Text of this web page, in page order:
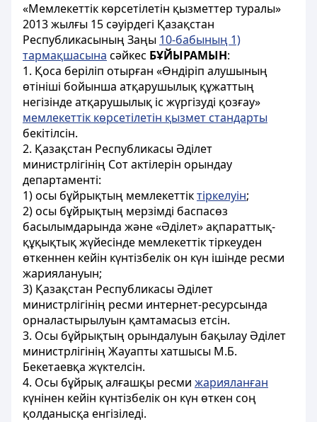
«Мемлекеттік көрсетілетін қызметтер туралы»
2013 жылғы 15 сәуірдегі Қазақстан
Республикасының Заңы 10-бабының 1)
тармақшасына сәйкес БҰЙЫРАМЫН:
1. Қоса беріліп отырған «Өндіріп алушының
өтініші бойынша атқарушылық құжаттың
негізінде атқарушылық іс жүргізуді қозғау»
мемлекеттік көрсетілетін қызмет стандарты
бекітілсін.
2. Қазақстан Республикасы Әділет
министрлігінің Сот актілерін орындау
департаменті:
1) осы бұйрықтың мемлекеттіктіркелуін;
2) осы бұйрықтың мерзімді баспасөз
басылымдарында және «Әділет» ақпараттық-
құқықтық жүйесінде мемлекеттік тіркеуден
өткеннен кейін күнтізбелік он күн ішінде ресми
жариялануын;
3) Қазақстан Республикасы Әділет
министрлігінің ресми интернет-ресурсында
орналастырылуын қамтамасыз етсін.
3. Осы бұйрықтың орындалуын бақылау Әділет
министрлігінің Жауапты хатшысы М.Б.
Бекетаевқа жүктелсін.
4. Осы бұйрық алғашқы ресми жарияланған
күнінен кейін күнтізбелік он күн өткен соң
қолданысқа енгізіледі.